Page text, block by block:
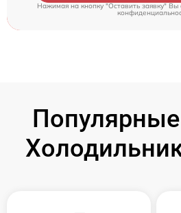
Нажимая на кнопку "Оставить заявку" Вы